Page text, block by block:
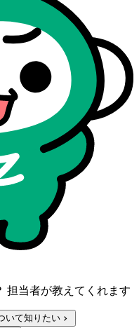
担当者が教えてくれます
いて知りたい